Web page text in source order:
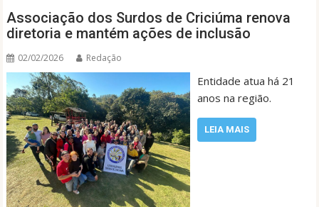
Associação dos Surdos de Criciúma renova
diretoria e mantém ações de inclusão
02/02/2026 Redação
Entidade atua há 21
anos na região.
LEIA MAIS